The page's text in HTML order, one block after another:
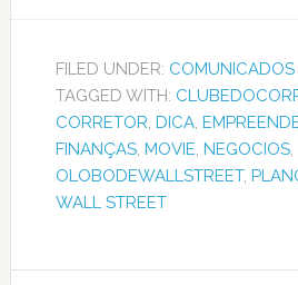
FILED UNDER: COMUNICADOS
TAGGED WITH:
CORRETOR, DICA,
FINANÇAS, MOVIE, NEGOCIOS,
OLOBODEWALLSTREET,
WALL STREET